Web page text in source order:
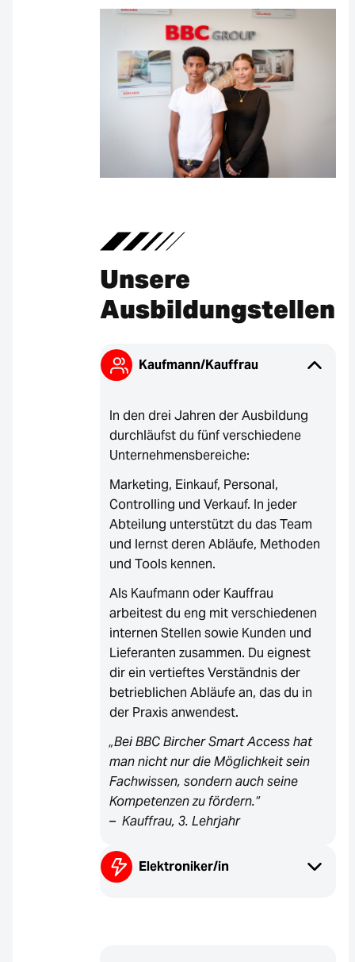
Unsere
Ausbildungstellen
Kaufmann/Kauffrau
In den drei Jahren der Ausbildung
durchläufst du fünf verschiedene
Unternehmensbereiche:
Marketing, Einkauf, Personal,
Controlling und Verkauf. In jeder
Abteilung unterstützt du das Team
und lernst deren Abläufe, Methoden
und Tools kennen.
Als Kaufmann oder Kauffrau
arbeitest du eng mit verschiedenen
internen Stellen sowie Kunden und
Lieferanten zusammen. Du eignest
dir ein vertieftes Verständnis der
betrieblichen Abläufe an, das du in
der Praxis anwendest.
„Bei BBC Bircher Smart Access hat
man nicht nur die Möglichkeit sein
Fachwissen, sondern auch seine
Kompetenzen zu fördern.“
– Kauffrau, 3. Lehrjahr
Elektroniker/in